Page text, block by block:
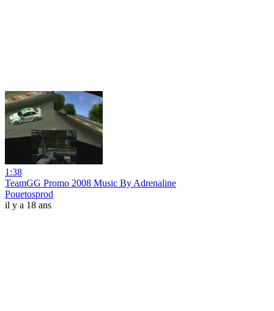
1:38
TeamGG Promo 2008 Music By Adrenaline
Pouetosprod
il y a 18 ans